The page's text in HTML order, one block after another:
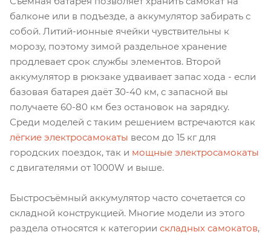
балконе или в подъезде, а аккумулятор забирать с
собой. Литий-ионные ячейки чувствительны к
морозу, поэтому зимой раздельное хранение
продлевает срок службы элементов. Второй
аккумулятор в рюкзаке удваивает запас хода - если
базовая батарея даёт 30-40 км, с запасной вы
получаете 60-80 км без остановок на зарядку.
Среди моделей с таким решением встречаются как
лёгкие электросамокаты весом до 15 кг для
городских поездок, так и мощные электросамокаты
с двигателями от 1000W и выше.
Быстросъёмный аккумулятор часто сочетается со
складной конструкцией. Многие модели из этого
раздела относятся к категории складных самокатов,